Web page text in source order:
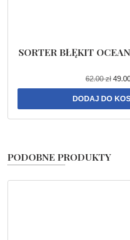
SORTER BŁĘKIT
62.00zł
DODAJ DO
PODOBNE PRODUKTY